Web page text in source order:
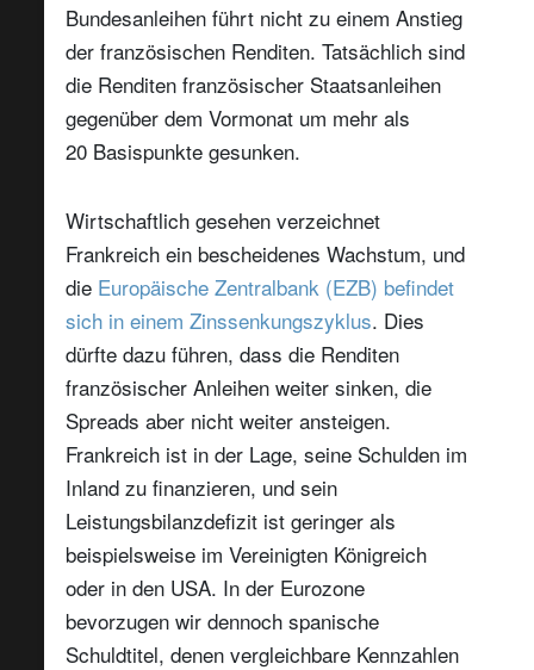
Bundesanleihen führt nicht zu einem Anstieg
der französischen Renditen. Tatsächlich sind
die Renditen französischer Staatsanleihen
gegenüber dem Vormonat um mehr als
20 Basispunkte gesunken.
Wirtschaftlich gesehen verzeichnet
Frankreich ein bescheidenes Wachstum, und
die Europäische Zentralbank (EZB) befindet
sich in einem Zinssenkungszyklus. Dies
dürfte dazu führen, dass die Renditen
französischer Anleihen weiter sinken, die
Spreads aber nicht weiter ansteigen.
Frankreich ist in der Lage, seine Schulden im
Inland zu finanzieren, und sein
Leistungsbilanzdefizit ist geringer als
beispielsweise im Vereinigten Königreich
oder in den USA. In der Eurozone
bevorzugen wir dennoch spanische
Schuldtitel, denen vergleichbare Kennzahlen